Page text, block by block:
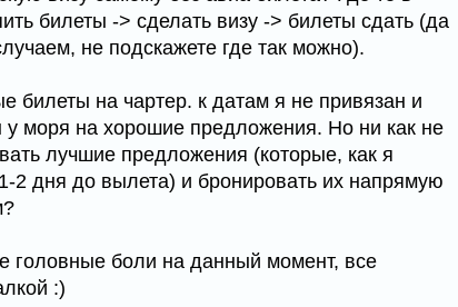
билеты -> сделать визу -> билеты сдать (да
не подскажете где так можно).
билеты на чартер. к датам я не привязан и
у моря на хорошие предложения. Но ни как не
лучшие предложения (которые, как я
2 дня до вылета) и бронировать их напрямую
головные боли на данный момент, все
:)